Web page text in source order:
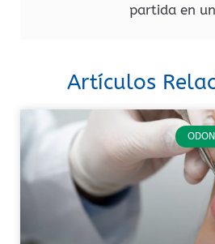
partida en
Artículos